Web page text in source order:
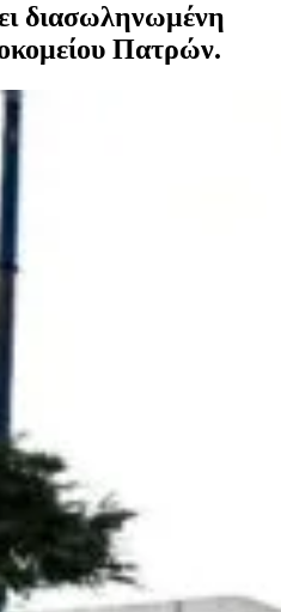
διασωληνωμένη
Πατρών.